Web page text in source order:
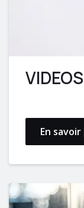
En savoir